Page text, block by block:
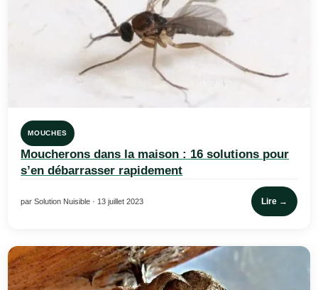
MOUCHES
Moucherons dans la maison : 16 solutions pour
s’en débarrasser rapidement
par Solution Nuisible · 13 juillet 2023 Lire →